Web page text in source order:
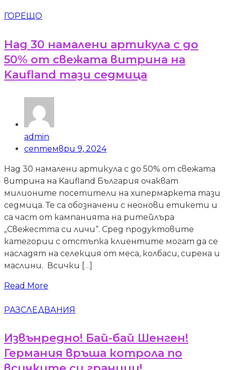
ГОРЕЩО
Над 30 намалени артикула с до
50% от свежата витрина на
Kaufland тази седмица
admin
септември 9, 2024
Над 30 намалени артикула с до 50% от свежата
витрина на Kaufland България очакват
милионите посетители на хипермаркета тази
седмица. Те са обозначени с неонови етикети и
са част от кампанията на ритейлъра
„Свежестта си личи“. Сред продуктовите
категории с отстъпка клиентите могат да се
насладят на селекция от меса, колбаси, сирена и
маслини. Всички […]
Read More
РАЗСЛЕДВАНИЯ
Извънредно! Бай-бай Шенген!
Германия връша котрола по